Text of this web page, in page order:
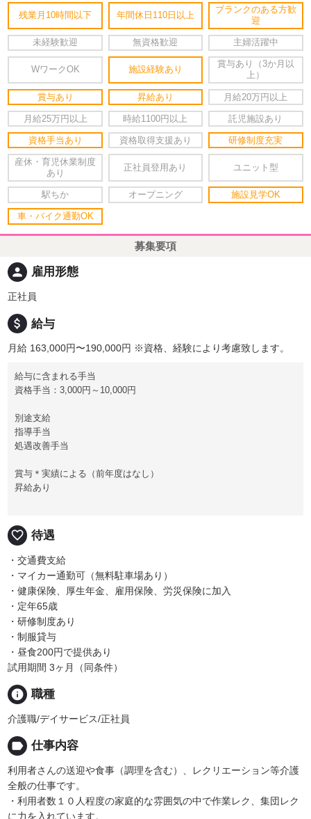
残業月10時間以下 年間休日110日以上
ブランクのある方歓
迎
未経験歓迎 無資格歓迎 主婦活躍中
WワークOK 施設経験あり
賞与あり（3か月以
上）
賞与あり 昇給あり 月給20万円以上
月給25万円以上 時給1100円以上 託児施設あり
資格手当あり 資格取得支援あり 研修制度充実
産休・育児休業制度
あり
正社員登用あり ユニット型
駅ちか オープニング 施設見学OK
車・バイク通勤OK
募集要項
person 雇用形態
正社員
attach_money 給与
月給 163,000円〜190,000円 ※資格、経験により考慮致します。
給与に含まれる手当
資格手当：3,000円～10,000円
別途支給
指導手当
処遇改善手当
賞与＊実績による（前年度はなし）
昇給あり
favorite_border 待遇
・交通費支給
・マイカー通勤可（無料駐車場あり）
・健康保険、厚生年金、雇用保険、労災保険に加入
・定年65歳
・研修制度あり
・制服貸与
・昼食200円で提供あり
試用期間 3ヶ月（同条件）
info 職種
介護職/デイサービス/正社員
label 仕事内容
利用者さんの送迎や食事（調理を含む）、レクリエーション等介護
全般の仕事です。
・利用者数１０人程度の家庭的な雰囲気の中で作業レク、集団レク
に力を入れています。